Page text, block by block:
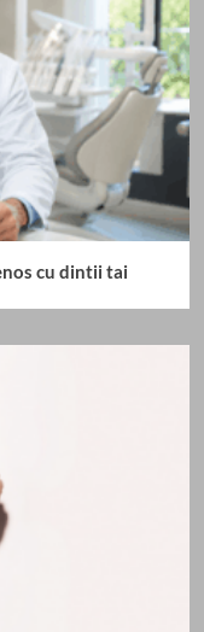
cu dintii tai